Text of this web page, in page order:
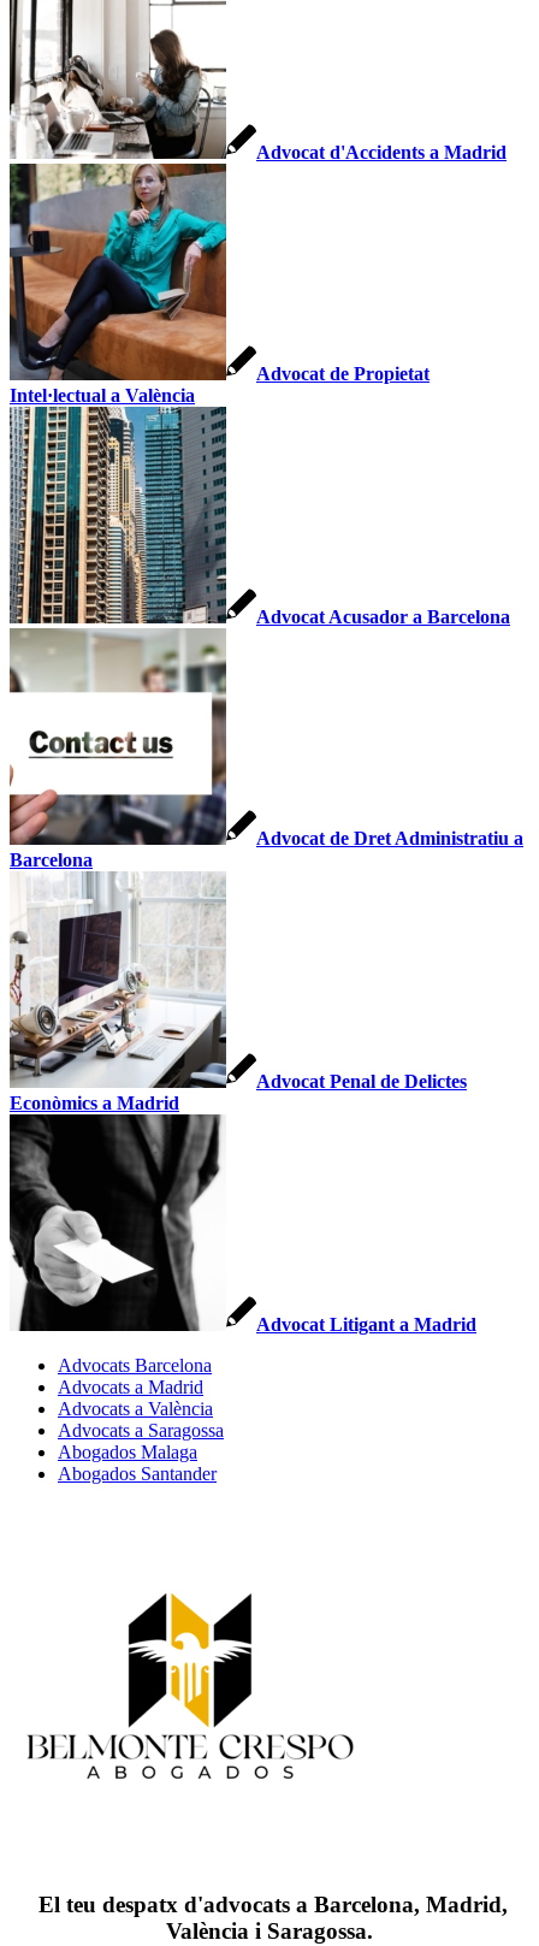
Advocat d'Accidents a Madrid
Advocat de Propietat
Intel·lectual a València
Advocat Acusador a Barcelona
Advocat de Dret Administratiu a
Barcelona
Advocat Penal de Delictes
Econòmics a Madrid
Advocat Litigant a Madrid
Advocats Barcelona
Advocats a Madrid
Advocats a València
Advocats a Saragossa
Abogados Malaga
Abogados Santander
El teu despatx d'advocats a Barcelona, Madrid,
València i Saragossa.